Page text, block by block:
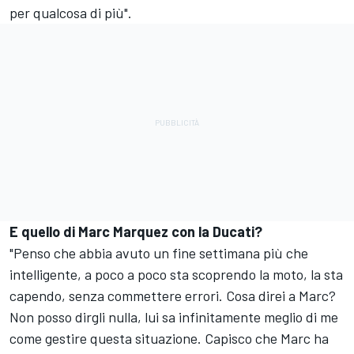
per qualcosa di più".
E quello di Marc Marquez con la Ducati?
"Penso che abbia avuto un fine settimana più che
intelligente, a poco a poco sta scoprendo la moto, la sta
capendo, senza commettere errori. Cosa direi a Marc?
Non posso dirgli nulla, lui sa infinitamente meglio di me
come gestire questa situazione. Capisco che Marc ha